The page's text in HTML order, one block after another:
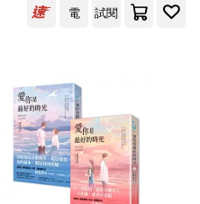
(1)
電
試閱